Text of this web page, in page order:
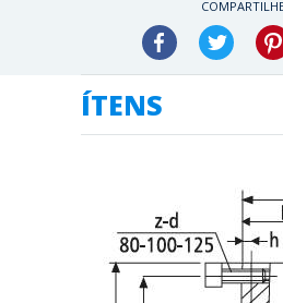
Facebook Twitter
ÍTENS